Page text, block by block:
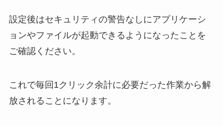
設定後はセキュリティの警告なしにアプリケーシ
ョンやファイルが起動できるようになったことを
ご確認ください。
これで毎回1クリック余計に必要だった作業から解
放されることになります。